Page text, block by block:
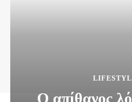
Ο απίθανος